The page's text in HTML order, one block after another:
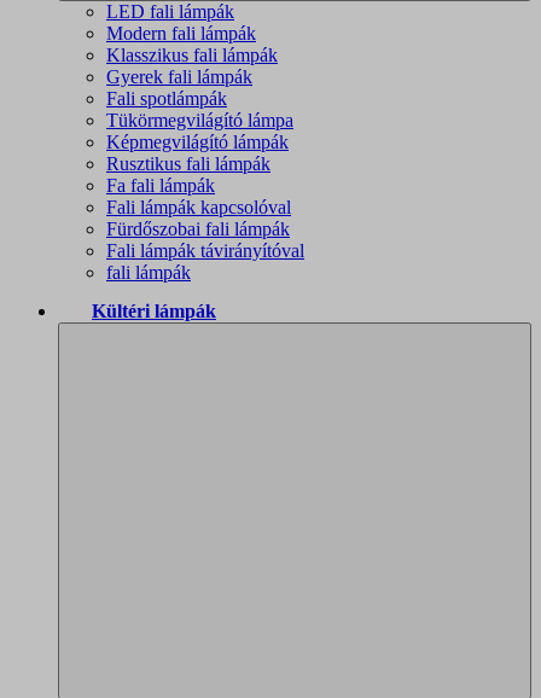
LED fali lámpák
Modern fali lámpák
Klasszikus fali lámpák
Gyerek fali lámpák
Fali spotlámpák
Tükörmegvilágító lámpa
Képmegvilágító lámpák
Rusztikus fali lámpák
Fa fali lámpák
Fali lámpák kapcsolóval
Fürdőszobai fali lámpák
Fali lámpák távirányítóval
fali lámpák
Kültéri lámpák